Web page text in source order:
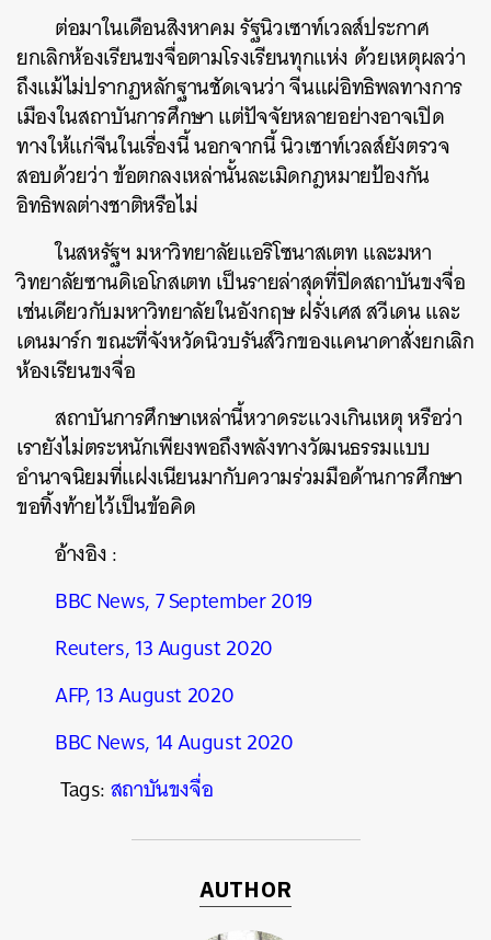
ต่อมาในเดือนสิงหาคมรัฐนิวเซาท์เวลส์ประกาศ
ยกเลิกห้องเรียนขงจื่อตามโรงเรียนทุกแห่ง ด้วยเหตุผลว่า
ถึงแม้ไม่ปรากฏหลักฐานชัดเจนว่าจีนแผ่อิทธิพลทางการ
เมืองในสถาบันการศึกษาแต่ปัจจัยหลายอย่างอาจเปิด
ทางให้แก่จีนในเรื่องนี้นอกจากนี้นิวเซาท์เวลส์ยังตรวจ
สอบด้วยว่าข้อตกลงเหล่านั้นละเมิดกฎหมายป้องกัน
อิทธิพลต่างชาติหรือไม่
ในสหรัฐฯมหาวิทยาลัยแอริโซนาสเตทและมหา
วิทยาลัยซานดิเอโกสเตทเป็นรายล่าสุดที่ปิดสถาบันขงจื่อ
เช่นเดียวกับมหาวิทยาลัยในอังกฤษฝรั่งเศสสวีเดนและ
เดนมาร์กขณะที่จังหวัดนิวบรันส์วิกของแคนาดาสั่งยกเลิก
ห้องเรียนขงจื่อ
สถาบันการศึกษาเหล่านี้หวาดระแวงเกินเหตุหรือว่า
เรายังไม่ตระหนักเพียงพอถึงพลังทางวัฒนธรรมแบบ
อำนาจนิยมที่แฝงเนียนมากับความร่วมมือด้านการศึกษา
ขอทิ้งท้ายไว้เป็นข้อคิด
อ้างอิง:
BBC News, 7 September 2019
Reuters, 13 August 2020
AFP, 13 August 2020
BBC News, 14 August 2020
Tags:สถาบันขงจื่อ
AUTHOR